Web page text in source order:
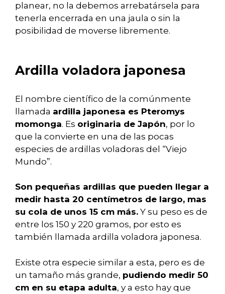
planear, no la debemos arrebatársela para
tenerla encerrada en una jaula o sin la
posibilidad de moverse libremente.
Ardilla voladora japonesa
El nombre científico de la comúnmente
llamada ardilla japonesa es Pteromys
momonga. Es originaria de Japón, por lo
que la convierte en una de las pocas
especies de ardillas voladoras del “Viejo
Mundo”.
Son pequeñas ardillas que pueden llegar a
medir hasta 20 centímetros de largo, mas
su cola de unos 15 cm más. Y su peso es de
entre los 150 y 220 gramos, por esto es
también llamada ardilla voladora japonesa.
Existe otra especie similar a esta, pero es de
un tamaño más grande, pudiendo medir 50
cm en su etapa adulta, y a esto hay que